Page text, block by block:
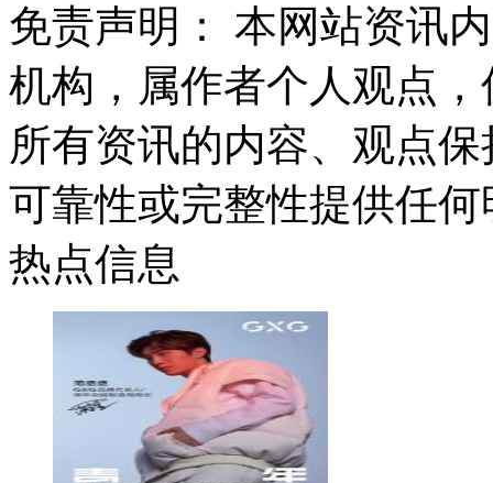
免责声明： 本网站资讯
机构，属作者个人观点
所有资讯的内容、观点
可靠性或完整性提供任
热点信息